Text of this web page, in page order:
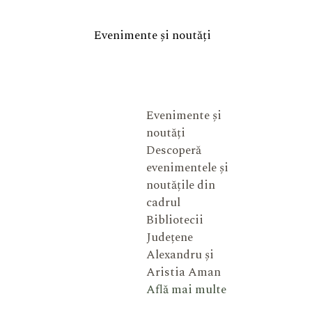
Evenimente și noutăți
Evenimente și
noutăți
Descoperă
evenimentele și
noutățile din
cadrul
Bibliotecii
Județene
Alexandru și
Aristia Aman
Află mai multe